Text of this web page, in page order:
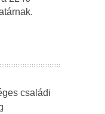
családi